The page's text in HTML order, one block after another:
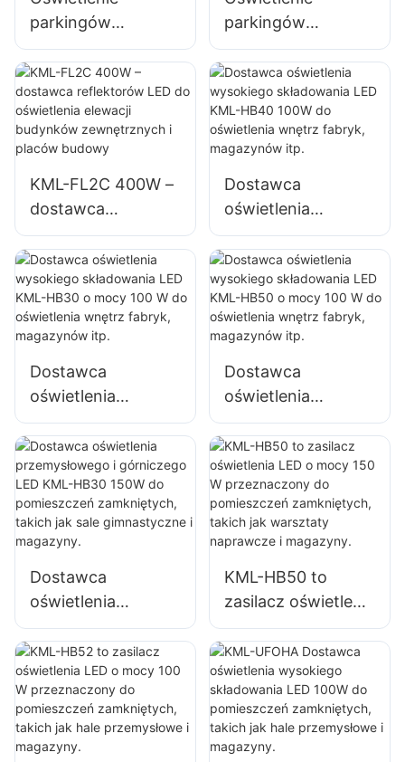
parkingów
zewnętrznych i
magazynów KML-
FL2C 200W
Dostawca
reflektorów LED
parkingów
zewnętrznych i
magazynów KML-
FL2C 240W
Dostawca
reflektorów LED
KML-FL2C 400W –
dostawca
reflektorów LED do
oświetlenia elewacji
budynków
zewnętrznych i
placów budowy
Dostawca
oświetlenia
wysokiego
składowania LED
KML-HB40 100W
do oświetlenia
wnętrz fabryk,
Dostawca
oświetlenia
wysokiego
składowania LED
KML-HB30 o mocy
100 W do
oświetlenia wnętrz
fabryk,
magazynów itp.
Dostawca
oświetlenia
wysokiego
składowania LED
KML-HB50 o mocy
100 W do
oświetlenia wnętrz
fabryk,
magazynów itp.
Dostawca
oświetlenia
przemysłowego i
górniczego LED
KML-HB30 150W
do pomieszczeń
zamkniętych,
takich jak sale
KML-HB50 to
zasilacz oświetlenia
LED o mocy 150 W
przeznaczony do
pomieszczeń
zamkniętych,
takich jak
warsztaty